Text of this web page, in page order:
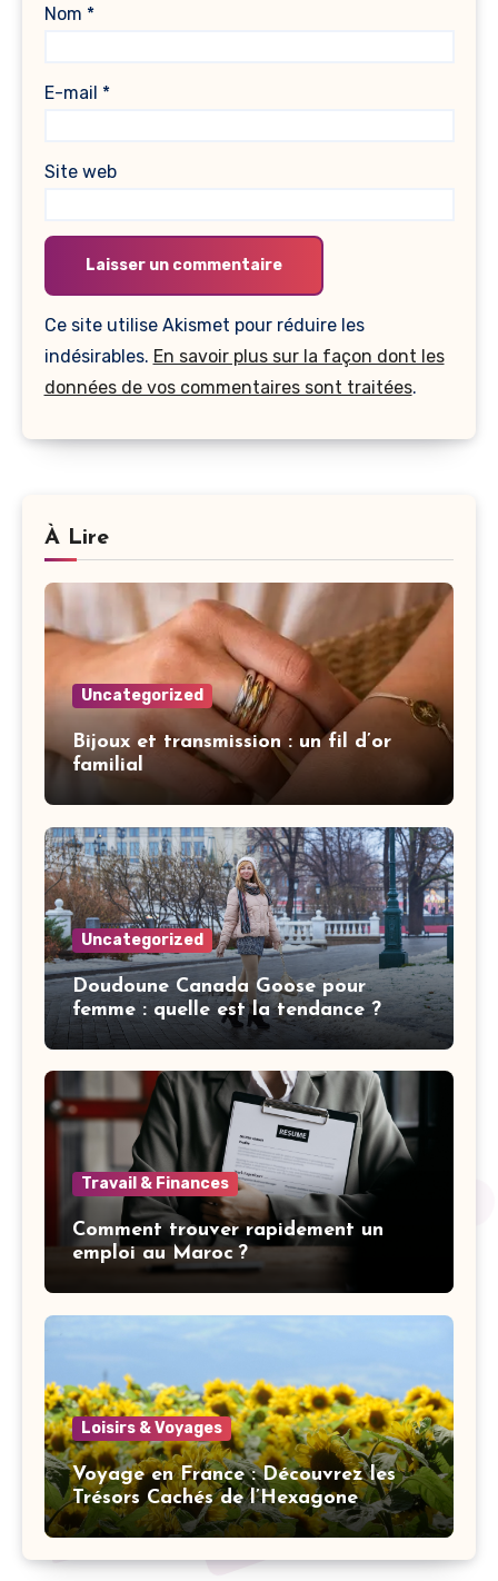
Nom *
E-mail *
Site web
Ce site utilise Akismet pour réduire les
indésirables. En savoir plus sur la façon dont les
données de vos commentaires sont traitées.
À Lire
Uncategorized
Bijoux et transmission : un fil d’or
familial
Uncategorized
Doudoune Canada Goose pour
femme : quelle est la tendance ?
Travail & Finances
Comment trouver rapidement un
emploi au Maroc ?
Loisirs & Voyages
Voyage en France : Découvrez les
Trésors Cachés de l’Hexagone